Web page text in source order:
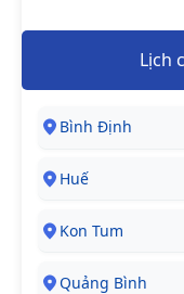
Lịch
Bình Định
Huế
Kon Tum
Quảng Bình